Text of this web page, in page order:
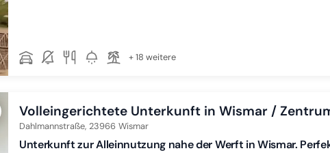
+ 18 weitere
Volleingerichtete Unterkunft in Wismar /
Dahlmannstraße, 23966 Wismar
Unterkunft zur Alleinnutzung nahe der Werft in Wismar.